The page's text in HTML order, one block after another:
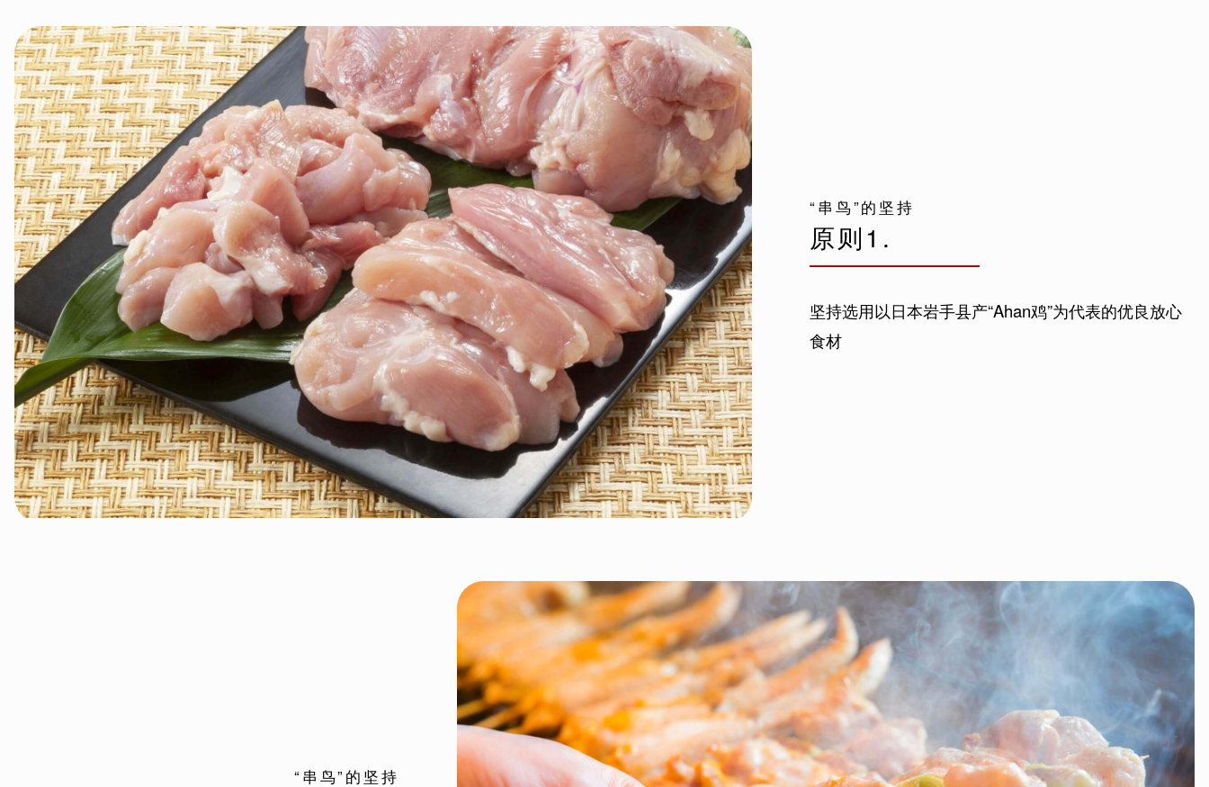
“串鸟”的坚持
原则1.
坚持选用以日本岩手县产“Ahan鸡”为代表的优良放心
食材
“串鸟”的坚持